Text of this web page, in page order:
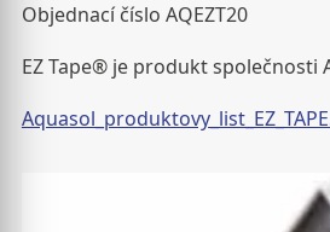
Objednací číslo AQEZT20
EZ Tape® je produkt společnosti